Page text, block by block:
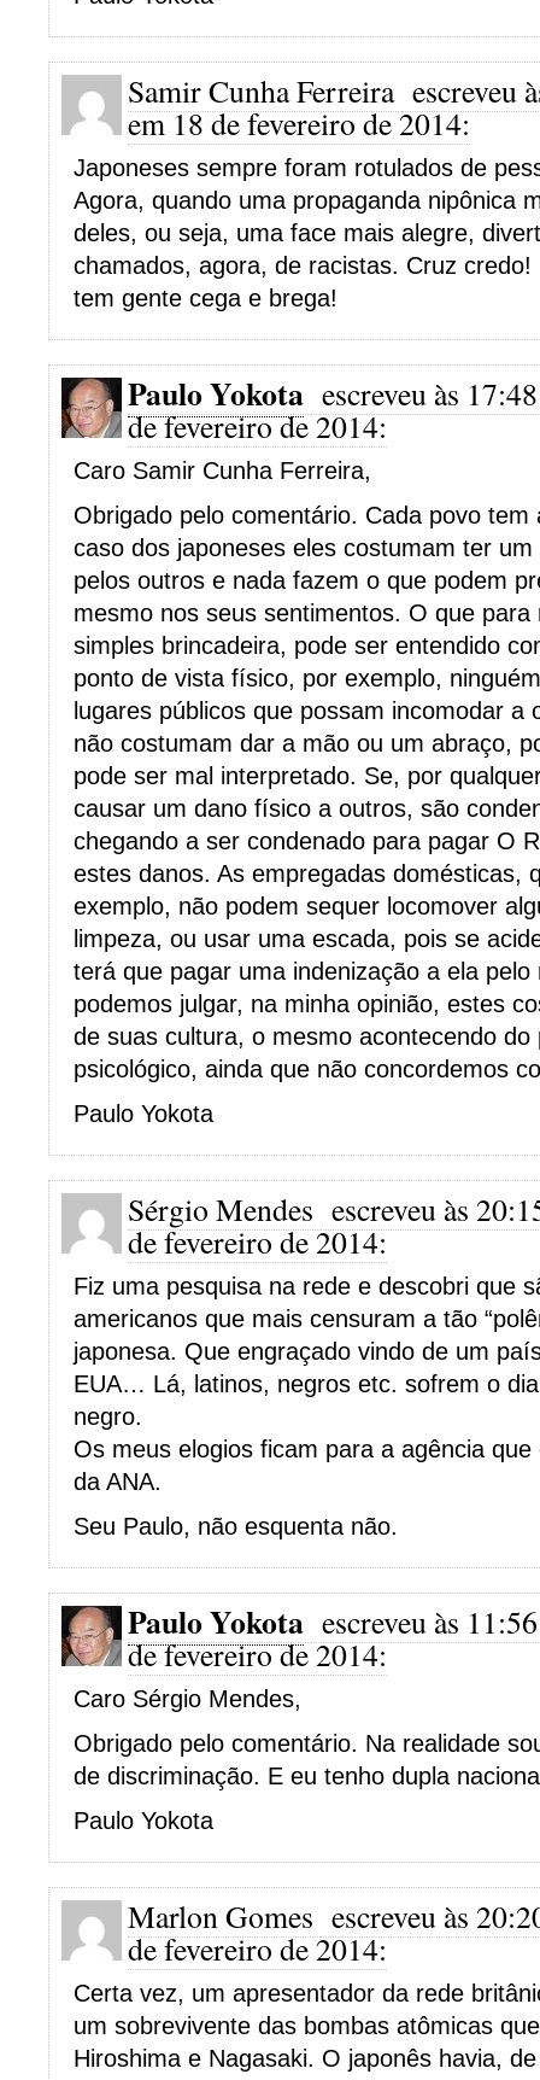
Samir Cunha Ferreira escreveu
em 18 de fevereiro de 2014:
Japoneses sempre foram rotulados de
Agora, quando uma propaganda nipônica
deles, ou seja, uma face mais alegre,
chamados, agora, de racistas. Cruz
tem gente cega e brega!
Paulo Yokota escreveu às
de fevereiro de 2014:
Caro Samir Cunha Ferreira,
Obrigado pelo comentário. Cada povo tem
caso dos japoneses eles costumam ter
pelos outros e nada fazem o que podem
mesmo nos seus sentimentos. O que
simples brincadeira, pode ser entendido
ponto de vista físico, por exemplo,
lugares públicos que possam incomodar a
não costumam dar a mão ou um abraço,
pode ser mal interpretado. Se, por
causar um dano físico a outros, são
chegando a ser condenado para pagar O
estes danos. As empregadas domésticas,
exemplo, não podem sequer locomover
limpeza, ou usar uma escada, pois se
terá que pagar uma indenização a ela
podemos julgar, na minha opinião, estes
de suas cultura, o mesmo acontecendo do
psicológico, ainda que não concordemos
Paulo Yokota
Sérgio Mendes escreveu às
de fevereiro de 2014:
Fiz uma pesquisa na rede e descobri que
americanos que mais censuram a tão
japonesa. Que engraçado vindo de um
EUA… Lá, latinos, negros etc. sofrem o
negro.
Os meus elogios ficam para a agência
da ANA.
Seu Paulo, não esquenta não.
Paulo Yokota escreveu às
de fevereiro de 2014:
Caro Sérgio Mendes,
Obrigado pelo comentário. Na realidade
de discriminação. E eu tenho dupla
Paulo Yokota
Marlon Gomes escreveu às
de fevereiro de 2014:
Certa vez, um apresentador da rede
um sobrevivente das bombas atômicas
Hiroshima e Nagasaki. O japonês havia,